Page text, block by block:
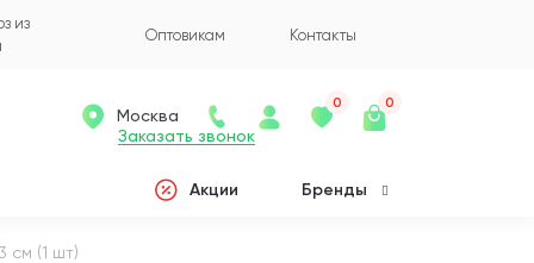
из
Оптовикам Контакты
Заказать звонок
Москва
0 0
Акции Бренды
см (1 шт)